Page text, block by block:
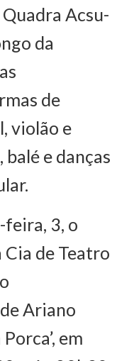
Acsu-
da
de
violão e
e danças
feira, 3, o
de Teatro
Ariano
em